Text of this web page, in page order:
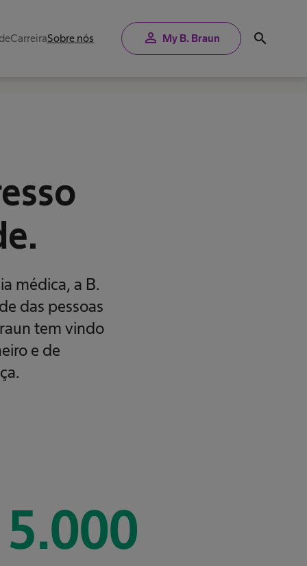
CarreiraSobre nós person My B. Braun search
médica, a B.
das pessoas
tem vindo
e de
5.000